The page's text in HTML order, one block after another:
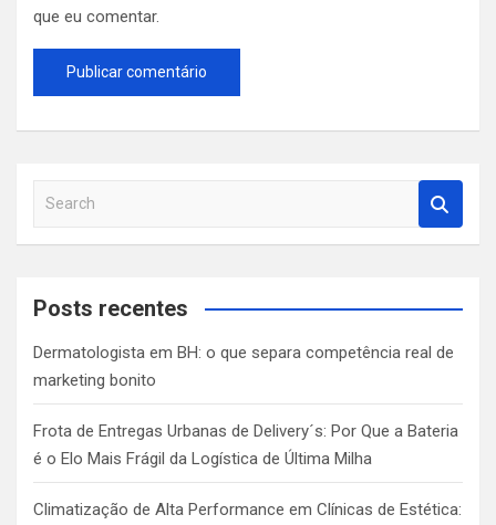
que eu comentar.
a
c
Posts recentes
Dermatologista em BH: o que separa competência real de
marketing bonito
Frota de Entregas Urbanas de Delivery´s: Por Que a Bateria
é o Elo Mais Frágil da Logística de Última Milha
Climatização de Alta Performance em Clínicas de Estética: